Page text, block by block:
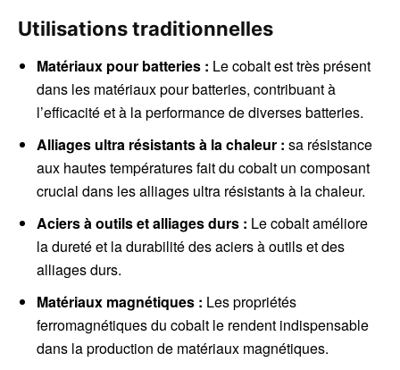
Utilisations traditionnelles
Matériaux pour batteries : Le cobalt est très présent
dans les matériaux pour batteries, contribuant à
l’efficacité et à la performance de diverses batteries.
Alliages ultra résistants à la chaleur : sa résistance
aux hautes températures fait du cobalt un composant
crucial dans les alliages ultra résistants à la chaleur.
Aciers à outils et alliages durs : Le cobalt améliore
la dureté et la durabilité des aciers à outils et des
alliages durs.
Matériaux magnétiques : Les propriétés
ferromagnétiques du cobalt le rendent indispensable
dans la production de matériaux magnétiques.